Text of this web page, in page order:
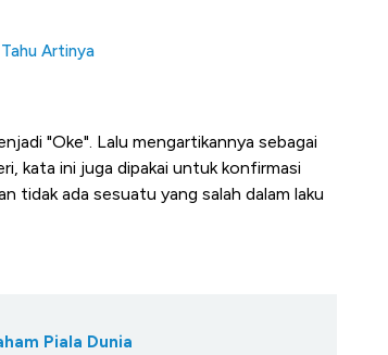
Artinya
"Oke". Lalu mengartikannya sebagai
kata ini juga dipakai untuk konfirmasi
tidak ada sesuatu yang salah dalam laku
Piala Dunia